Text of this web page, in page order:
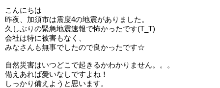
こんにちは
昨夜、加須市は震度4の地震がありました。
久しぶりの緊急地震速報で怖かったです(T_T)
会社は特に被害もなく、
みなさんも無事でしたので良かったです☆
自然災害はいつどこで起きるかわかりません。。。
備えあれば憂いなしですよね！
しっかり備えようと思います。